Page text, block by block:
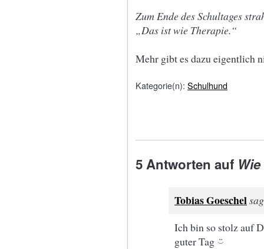
Zum Ende des Schultages
„Das ist wie Therapie.“
Mehr gibt es dazu eigentlich
Kategorie(n): Schulhund
5 Antworten auf
Tobias Goeschel
Ich bin so stolz auf
guter Tag